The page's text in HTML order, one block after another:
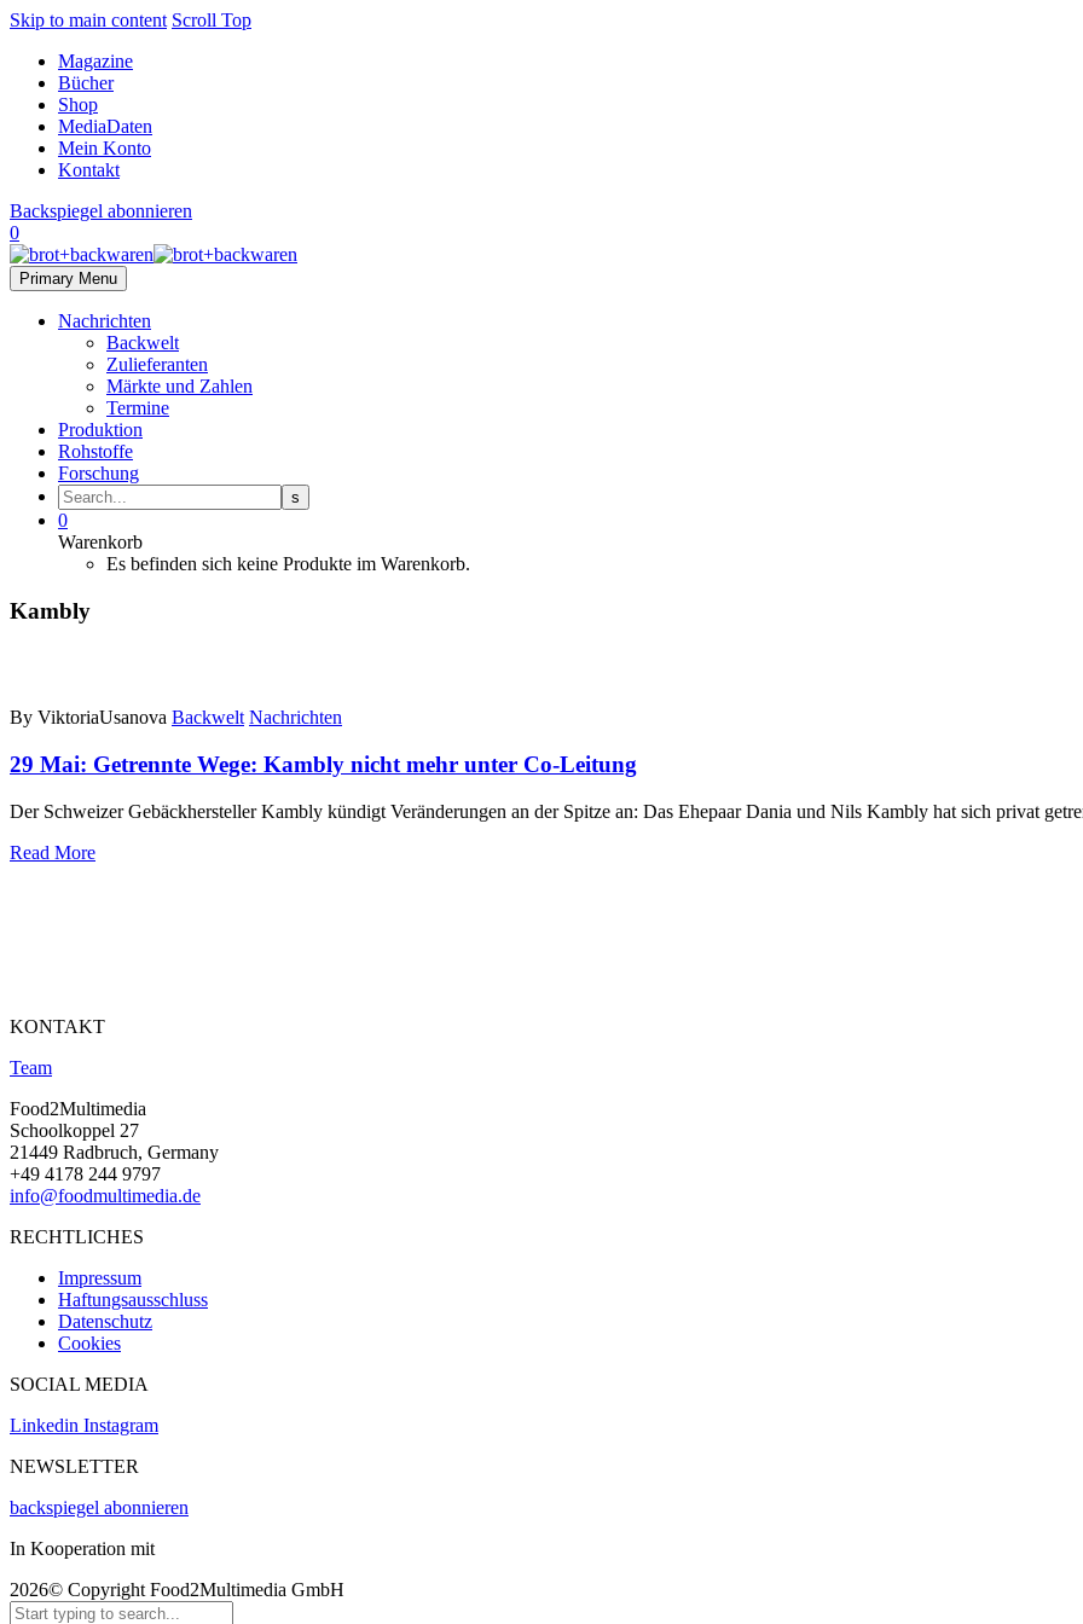
Skip to main content Scroll Top
Magazine
Bücher
Shop
MediaDaten
Mein Konto
Kontakt
Backspiegel abonnieren
0
Primary Menu
Nachrichten
Backwelt
Zulieferanten
Märkte und Zahlen
Termine
Produktion
Rohstoffe
Forschung
0
Warenkorb
Es befinden sich keine Produkte im Warenkorb.
Kambly
By ViktoriaUsanova Backwelt Nachrichten
29 Mai: Getrennte Wege: Kambly nicht mehr unter Co-Leitung
Der Schweizer Gebäckhersteller Kambly kündigt Veränderungen an der Spitze an: Das Ehepaar Dania und Nils Kambly hat sich privat
Read More
KONTAKT
Team
Food2Multimedia
Schoolkoppel 27
21449 Radbruch, Germany
+49 4178 244 9797
info@foodmultimedia.de
RECHTLICHES
Impressum
Haftungsausschluss
Datenschutz
Cookies
SOCIAL MEDIA
Linkedin Instagram
NEWSLETTER
backspiegel abonnieren
In Kooperation mit
2026© Copyright Food2Multimedia GmbH